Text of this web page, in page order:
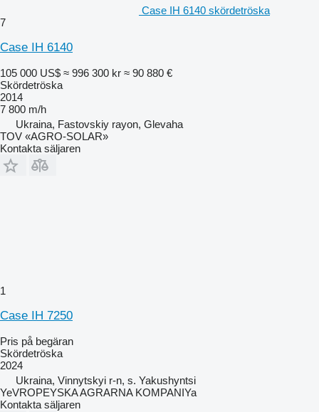
Case IH 6140 skördetröska
7
Case IH 6140
105 000 US$ ≈ 996 300 kr ≈ 90 880 €
Skördetröska
2014
7 800 m/h
Ukraina, Fastovskiy rayon, Glevaha
TOV «AGRO-SOLAR»
Kontakta säljaren
1
Case IH 7250
Pris på begäran
Skördetröska
2024
Ukraina, Vinnytskyi r-n, s. Yakushyntsi
YeVROPEYSKA AGRARNA KOMPANIYa
Kontakta säljaren